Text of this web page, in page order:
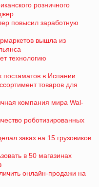
розничного
повысил заработную
вышла из
технологию
постаматов в Испании
товаров для
компания мира Wal-
роботизированных
заказ на 15 грузовиков
в 50 магазинах
онлайн-продажи на